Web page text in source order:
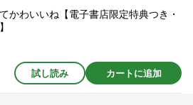
たコミックス版。
かわいいね【電子書店限定特典つき・
試し読み カートに追加